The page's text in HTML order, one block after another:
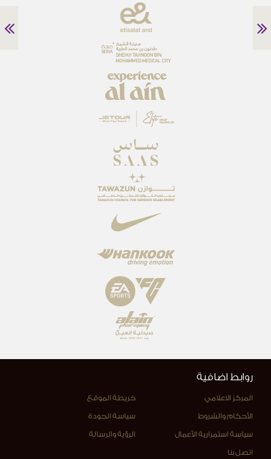
روابط اضافية
المركز الاعلامي خريطة الموقع
الأحكام والشروط سياسة الجودة
سياسة استمرارية الأعمال الرؤية والرسالة
اتصل بنا